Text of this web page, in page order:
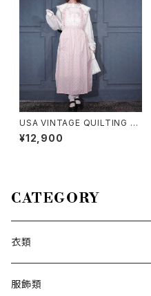
USA VINTAGE QUILTING FR
ILL DUCK DESIGN APRON
ONE PIECE/アメリカ古着キル
¥12,900
CATEGORY
衣類
トップス
服飾類